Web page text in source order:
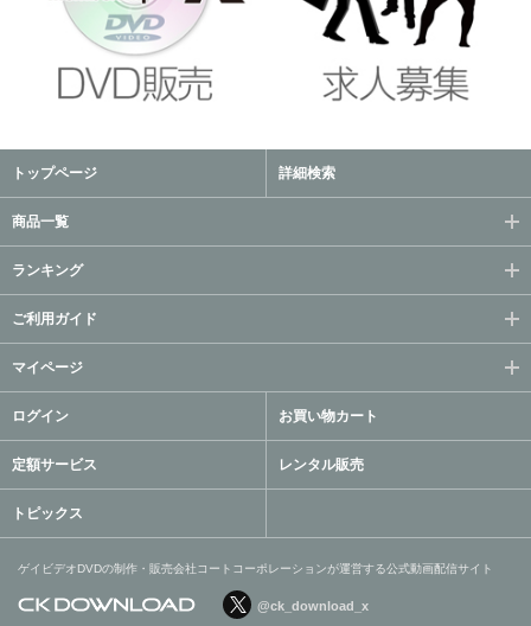
トップページ 詳細検索
商品一覧
ランキング
ご利用ガイド
マイページ
ログイン お買い物カート
定額サービス レンタル販売
トピックス
ゲイビデオDVDの制作・販売会社コートコーポレーションが運営する公式動画配信サイト
@ck_download_x